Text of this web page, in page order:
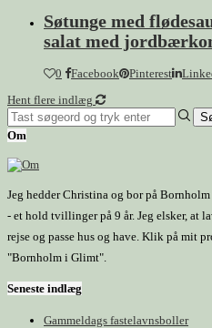
Søtunge med
salat med
0 Facebook Pinterest
Hent flere indlæg
Om
Jeg hedder Christina og bor på
- et hold tvillinger på 9 år. Jeg elsker, at
rejse og passe hus og have. Klik på mit
"Bornholm i Glimt".
Seneste indlæg
Gammeldags fastelavnsboller